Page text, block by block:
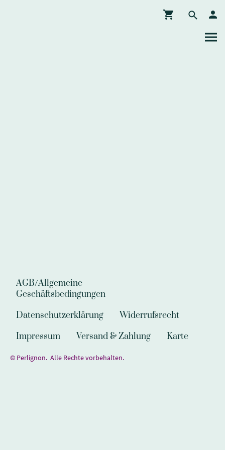
AGB/Allgemeine
Geschäftsbedingungen
Datenschutzerklärung
Widerrufsrecht
Impressum
Versand & Zahlung Karte
© Perlignon. Alle Rechte vorbehalten.